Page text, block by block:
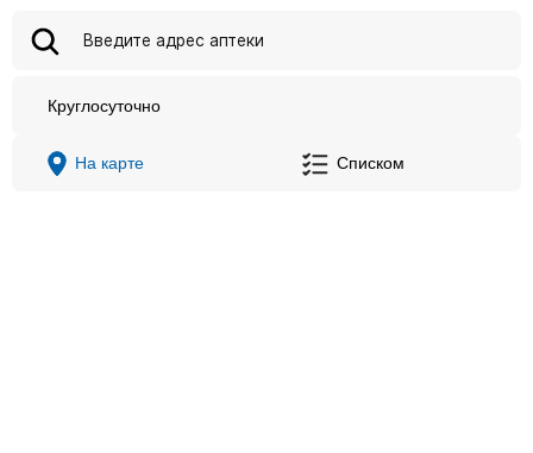
Круглосуточно
На карте Списком